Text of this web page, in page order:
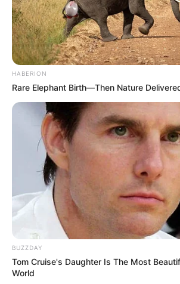
HABERION
Rare Elephant Birth—Then Nature
BUZZDAY
Tom Cruise's Daughter Is The Most
World